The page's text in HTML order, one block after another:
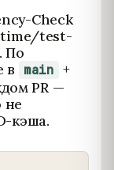
Check
test-
По
в main +
PR —
не
кэша.